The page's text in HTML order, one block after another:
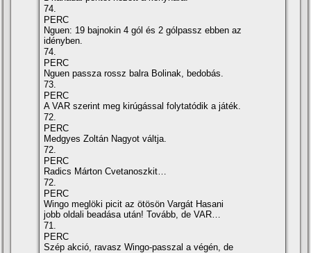
74.
PERC
Nguen: 19 bajnokin 4 gól és 2 gólpassz ebben az
idényben.
74.
PERC
Nguen passza rossz balra Bolinak, bedobás.
73.
PERC
A VAR szerint meg kirúgással folytatódik a játék.
72.
PERC
Medgyes Zoltán Nagyot váltja.
72.
PERC
Radics Márton Cvetanoszkit…
72.
PERC
Wingo meglöki picit az ötösön Vargát Hasani
jobb oldali beadása után! Tovább, de VAR…
71.
PERC
Szép akció, ravasz Wingo-passzal a végén, de